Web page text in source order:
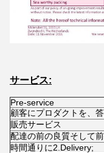
サービス:
Pre-service
顧客にプロダクトを、
販売サービス
配達の前の良質そして
時間通りに2.Delivery;